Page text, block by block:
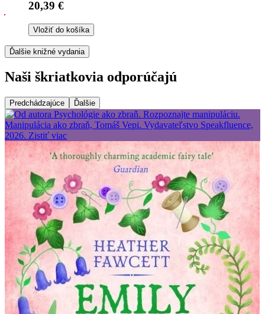
20,39 €
Vložiť do košíka
Ďalšie knižné vydania
Naši škriatkovia odporúčajú
Predchádzajúce Ďalšie